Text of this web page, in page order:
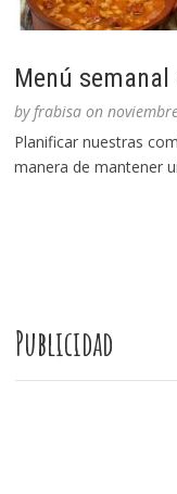
Menú
byfrabisa on
Planificar nuestras
manera de mantener
Publicidad